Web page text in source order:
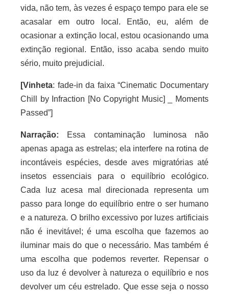
vida, não tem, às vezes é espaço tempo para ele se
acasalar em outro local. Então, eu, além de
ocasionar a extinção local, estou ocasionando uma
extinção regional. Então, isso acaba sendo muito
sério, muito prejudicial.
[Vinheta: fade-in da faixa “Cinematic Documentary
Chill by Infraction [No Copyright Music] _ Moments
Passed”]
Narração: Essa contaminação luminosa não
apenas apaga as estrelas; ela interfere na rotina de
incontáveis espécies, desde aves migratórias até
insetos essenciais para o equilíbrio ecológico.
Cada luz acesa mal direcionada representa um
passo para longe do equilíbrio entre o ser humano
e a natureza. O brilho excessivo por luzes artificiais
não é inevitável; é uma escolha que fazemos ao
iluminar mais do que o necessário. Mas também é
uma escolha que podemos reverter. Repensar o
uso da luz é devolver à natureza o equilíbrio e nos
devolver um céu estrelado. Que esse seja o nosso